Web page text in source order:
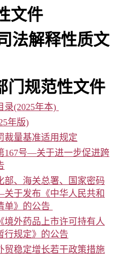
文件
法解释性质文
门规范性文件
录(2025年本)
年版)
裁量基准适用规定
167号—关于进一步促进跨
部、海关总署、国家密码
于发布《中华人民共和
单》的公告
境外药品上市许可持有人
行规定》的公告
贸稳定增长若干政策措施